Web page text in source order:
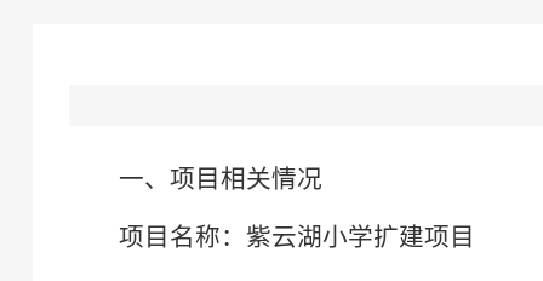
一、项目相关情况
项目名称：紫云湖小学扩建项目